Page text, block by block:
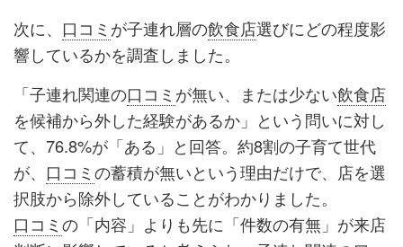
次に、 口コミ が子連れ層の飲食店選びにどの程度影
響しているかを調査しました。
「子連れ関連の口コミ が無い、または少ない飲食店
を候補から外した経験があるか」という問いに対し
て、76.8%が「ある」と回答。約8割の子育て世代
が、 口コミ の蓄積が無いという理由だけで、店を選
択肢から除外していることがわかりました。
口コミ の「内容」よりも先に「件数の有無」が来店